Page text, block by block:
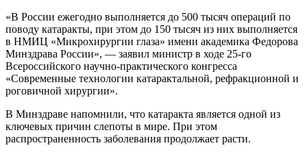
«В России ежегодно выполняется до 500 тысяч операций по
поводу катаракты, при этом до 150 тысяч из них выполняется
в НМИЦ «Микрохирургии глаза» имени академика Федорова
Минздрава России», — заявил министр в ходе 25-го
Всероссийского научно-практического конгресса
«Современные технологии катарактальной, рефракционной и
роговичной хирургии».
В Минздраве напомнили, что катаракта является одной из
ключевых причин слепоты в мире. При этом
распространенность заболевания продолжает расти.